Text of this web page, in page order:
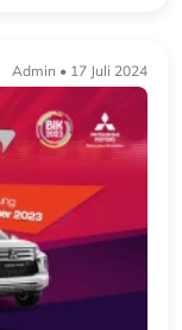
Admin • 17 Juli 2024